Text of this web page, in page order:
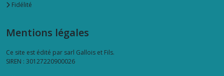
Fidélité
Mentions légales
Ce site est édité par sarl Gallois et Fils.
SIREN : 30127220900026